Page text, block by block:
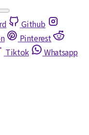
Github
Pinterest
Tiktok
Whatsapp